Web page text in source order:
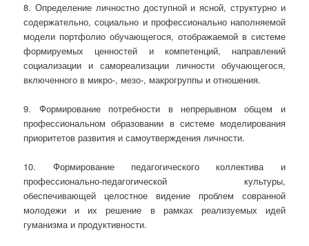
8. Определение личностно доступной и ясной, структурно и
содержательно, социально и профессионально наполняемой
модели портфолио обучающегося, отображаемой в системе
формируемых ценностей и компетенций, направлений
социализации и самореализации личности обучающегося,
включенного в микро-, мезо-, макрогруппы и отношения.
9. Формирование потребности в непрерывном общем и
профессиональном образовании в системе моделирования
приоритетов развития и самоутверждения личности.
10. Формирование педагогического коллектива и
профессионально-педагогической культуры,
обеспечивающей целостное видение проблем совранной
молодежи и их решение в рамках реализуемых идей
гуманизма и продуктивности.